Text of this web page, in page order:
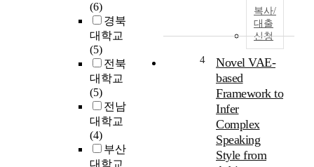
(6)
경북
대학교
(5)
전북
대학교
(5)
전남
대학교
(4)
부산
대학교
복사/
대출
신청
4
Novel VAE-
based
Framework to
Infer
Complex
Speaking
Style from